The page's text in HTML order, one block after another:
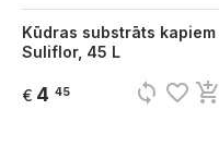
Kūdras substrāts kapiem
Suliflor, 45 L
€ 4 45 sync favorite_border add_shopping_cart